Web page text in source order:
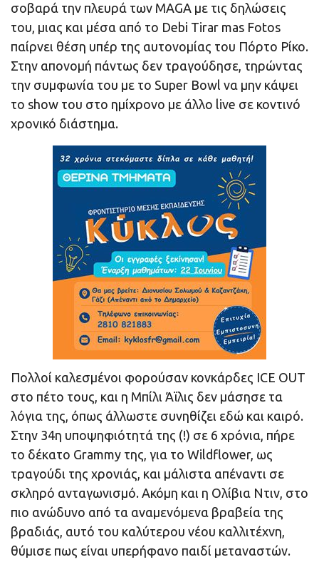
σοβαρά την πλευρά των MAGA με τις δηλώσεις
του, μιας και μέσα από το Debi Tirar mas Fotos
παίρνει θέση υπέρ της αυτονομίας του Πόρτο Ρίκο.
Στην απονομή πάντως δεν τραγούδησε, τηρώντας
την συμφωνία του με το Super Bowl να μην κάψει
το show του στο ημίχρονο με άλλο live σε κοντινό
χρονικό διάστημα.
Πολλοί καλεσμένοι φορούσαν κονκάρδες ICE OUT
στο πέτο τους, και η Μπίλι Άϊλις δεν μάσησε τα
λόγια της, όπως άλλωστε συνηθίζει εδώ και καιρό.
Στην 34η υποψηφιότητά της (!) σε 6 χρόνια, πήρε
το δέκατο Grammy της, για το Wildflower, ως
τραγούδι της χρονιάς, και μάλιστα απέναντι σε
σκληρό ανταγωνισμό. Ακόμη και η Ολίβια Ντιν, στο
πιο ανώδυνο από τα αναμενόμενα βραβεία της
βραδιάς, αυτό του καλύτερου νέου καλλιτέχνη,
θύμισε πως είναι υπερήφανο παιδί μεταναστών.